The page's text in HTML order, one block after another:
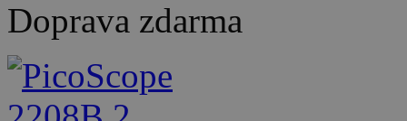
Doprava zdarma